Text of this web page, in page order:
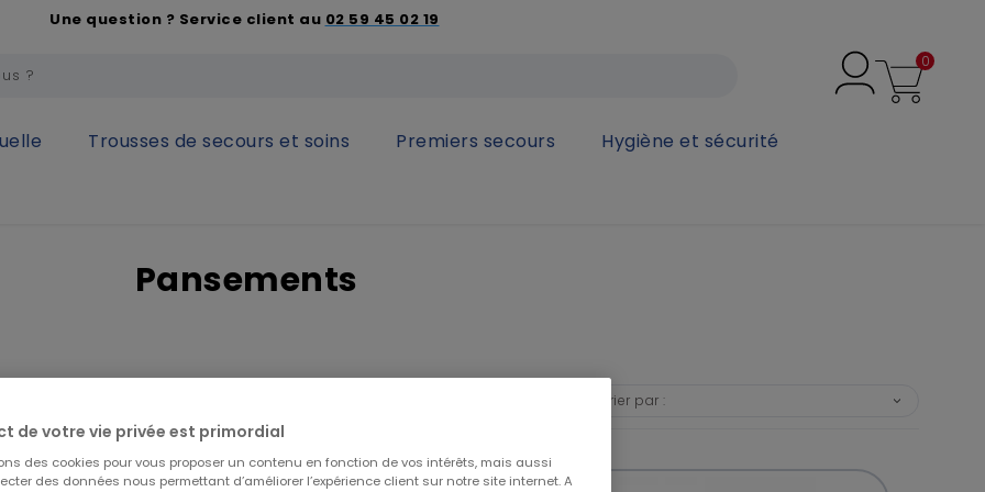
Une question ? Service client au 02 59 45 02 19
0
Trousses de secours et soins Premiers secours Hygiène et sécurité
Pansements
(3)
€ (1)
Trier par :
de votre vie privée est primordial
des cookies pour vous proposer un contenu en fonction de vos intérêts, mais aussi
des données nous permettant d’améliorer l’expérience client sur notre site internet. A